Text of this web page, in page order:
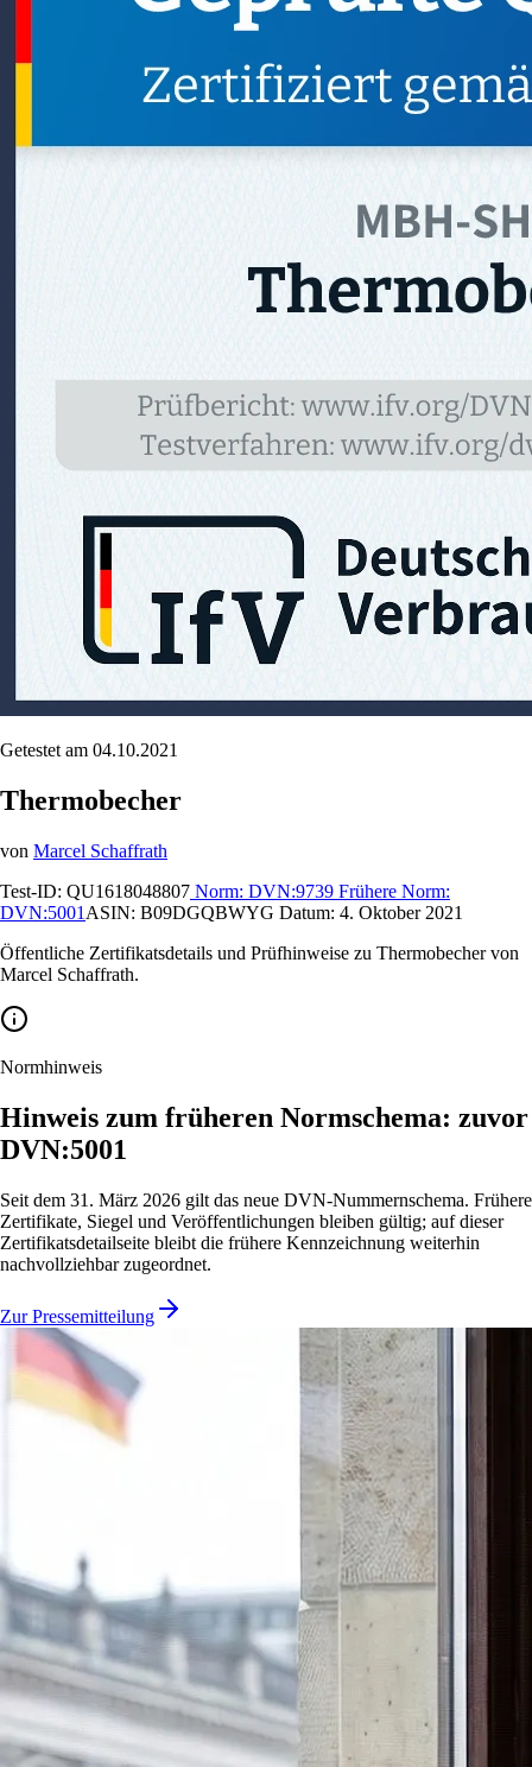
Getestet am 04.10.2021
Thermobecher
von Marcel Schaffrath
Test-ID: QU1618048807 Norm: DVN:9739 Frühere Norm:
DVN:5001 ASIN: B09DGQBWYG Datum: 4. Oktober 2021
Öffentliche Zertifikatsdetails und Prüfhinweise zu Thermobecher von
Marcel Schaffrath.
Normhinweis
Hinweis zum früheren Normschema: zuvor
DVN:5001
Seit dem 31. März 2026 gilt das neue DVN-Nummernschema. Frühere
Zertifikate, Siegel und Veröffentlichungen bleiben gültig; auf dieser
Zertifikatsdetailseite bleibt die frühere Kennzeichnung weiterhin
nachvollziehbar zugeordnet.
Zur Pressemitteilung